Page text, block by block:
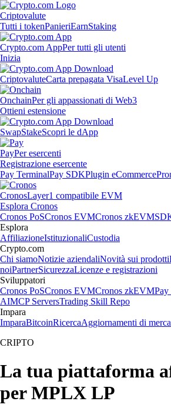
Criptovalute
Tutti i tokenPanieriEarnStaking
Crypto.com AppPer tutti gli utenti
Inizia
CriptovaluteCarta prepagata VisaLevel Up
OnchainPer gli appassionati di Web3
Ottieni estensione
SwapStakeScopri le dApp
PayPer esercenti
Registrazione esercente
Pay TerminalPay SDKPlugin eCommerce
CronosLayer1 compatibile EVM
Esplora Cronos
Cronos PoSCronos EVMCronos zkEVM
Esplora
AffiliazioneIstituzionaliCustodia
Crypto.com
Chi siamoNotizie aziendaliNovità sui prodotti
noiPartnerSicurezzaLicenze e registrazioni
Sviluppatori
Cronos PoSCronos EVMCronos zkEVM
AIMCP ServersTrading Skill Repo
Impara
ImparaBitcoinRicercaAggiornamenti di
CRIPTO
La tua piattaforma
per MPLX LP